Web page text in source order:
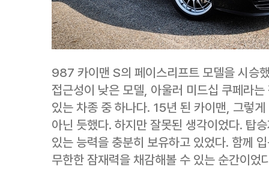
987 카이맨 S의 페이스리프트 모델을 시승
접근성이 낮은 모델, 아울러 미드십 쿠페라
있는 차종 중 하나다. 15년 된 카이맨, 그렇
아닌 듯했다. 하지만 잘못된 생각이었다. 탑
있는 능력을 충분히 보유하고 있었다. 함께
무한한 잠재력을 채감해볼 수 있는 순간이었